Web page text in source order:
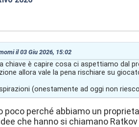
il 03 Giu 2026, 15:02
chiave è capire cosa ci aspettiamo dal
allora vale la pena rischiare su
(onestamente ad oggi non
poco perché abbiamo un
che hanno si chiamano Ratkov